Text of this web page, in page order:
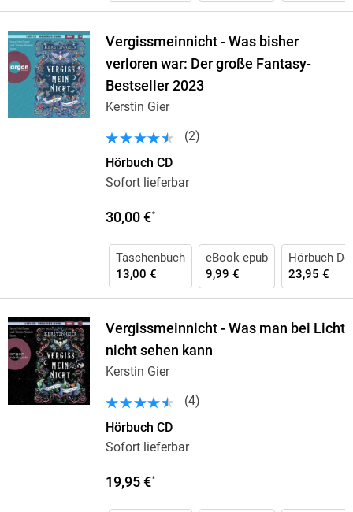
Vergissmeinnicht - Was bisher
verloren war: Der große Fantasy-
Bestseller 2023
Kerstin Gier
(2)
Hörbuch CD
Sofort lieferbar
30,00 €*
Taschenbuch
13,00 €
eBook epub
9,99 €
Hörbuch
23,95 €
Vergissmeinnicht - Was man bei Licht
nicht sehen kann
Kerstin Gier
(4)
Hörbuch CD
Sofort lieferbar
19,95 €*